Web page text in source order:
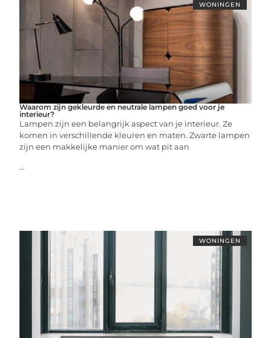
WONINGEN
Waarom zijn gekleurde en neutrale lampen goed voor je
interieur?
Lampen zijn een belangrijk aspect van je interieur. Ze
komen in verschillende kleuren en maten. Zwarte lampen
zijn een makkelijke manier om wat pit aan
...
WONINGEN